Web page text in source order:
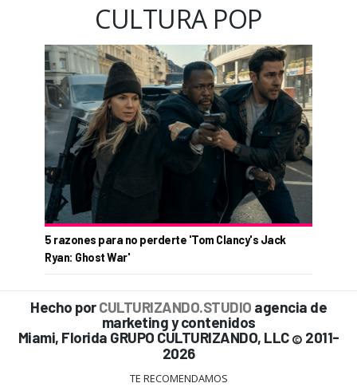
CULTURA POP
5 razones para no perderte 'Tom Clancy's Jack
Ryan: Ghost War'
Hecho porCULTURIZANDO.STUDIO agencia de
marketing y contenidos
Miami, Florida GRUPO CULTURIZANDO, LLC © 2011-
2026
TE RECOMENDAMOS